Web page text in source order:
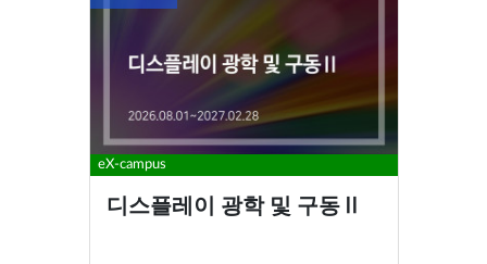
eX-campus
디스플레이 광학 및 구동Ⅱ